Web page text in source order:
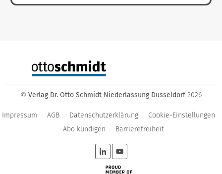
© Verlag Dr. Otto Schmidt Niederlassung Düsseldorf 2026
Impressum AGB Datenschutzerklärung
Cookie-Einstellungen
Abo kündigen
Barrierefreiheit